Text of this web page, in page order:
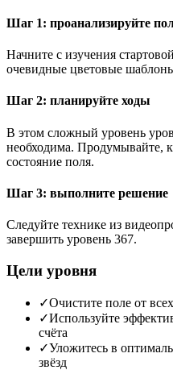
Шаг 1: проанализируйте
Начните с изучения
очевидные цветовые
Шаг 2: планируйте ходы
В этом сложный уровень
необходима. Продумывайте,
состояние поля.
Шаг 3: выполните решение
Следуйте технике из
завершить уровень 367.
Цели уровня
✓Очистите поле от
✓Используйте
счёта
✓Уложитесь в
звёзд